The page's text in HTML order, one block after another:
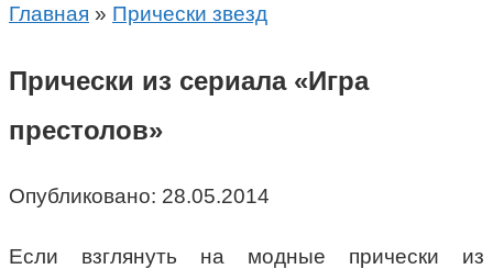
Главная » Прически звезд
Прически из сериала «Игра
престолов»
Опубликовано: 28.05.2014
Если взглянуть на модные прически из